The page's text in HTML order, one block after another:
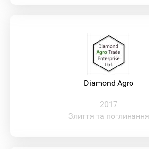
Diamond Agro
2017
Злиття та поглинання